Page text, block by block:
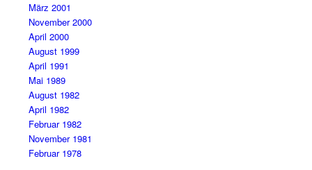
März 2001
November 2000
April 2000
August 1999
April 1991
Mai 1989
August 1982
April 1982
Februar 1982
November 1981
Februar 1978